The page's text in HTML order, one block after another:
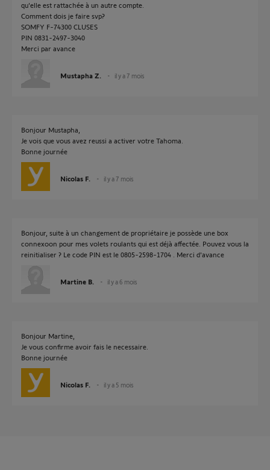
qu'elle est rattachée à un autre compte.
Comment dois je faire svp?
SOMFY F-74300 CLUSES
PIN 0831-2497-3040
Merci par avance
Mustapha Z. il y a 7 mois
Bonjour Mustapha,
Je vois que vous avez reussi a activer votre Tahoma.
Bonne journée
Nicolas F. il y a 7 mois
Bonjour, suite à un changement de propriétaire je possède une box
connexoon pour mes volets roulants qui est déjà affectée. Pouvez vous la
reinitialiser ? Le code PIN est le 0805-2598-1704 . Merci d'avance
Martine B. il y a 6 mois
Bonjour Martine,
Je vous confirme avoir fais le necessaire.
Bonne journée
Nicolas F. il y a 5 mois